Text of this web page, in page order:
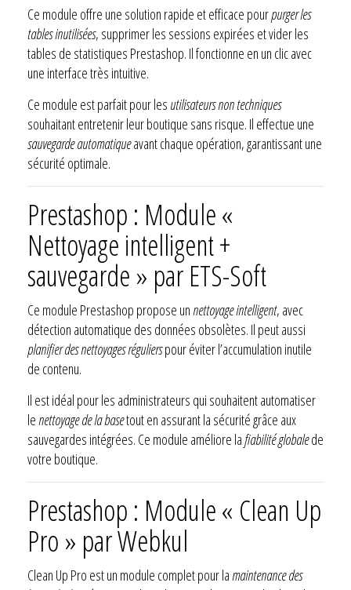
Ce module offre une solution rapide et efficace pourpurger les
tables inutilisées, supprimer les sessions expirées et vider les
tables de statistiques Prestashop. Il fonctionne en un clic avec
une interface très intuitive.
Ce module est parfait pour les utilisateurs non techniques
souhaitant entretenir leur boutique sans risque. Il effectue une
sauvegarde automatiqueavant chaque opération, garantissant une
sécurité optimale.
Prestashop : Module «
Nettoyage intelligent +
sauvegarde » par ETS-Soft
Ce module Prestashop propose un nettoyage intelligent, avec
détection automatique des données obsolètes. Il peut aussi
planifier des nettoyages régulierspour éviter l’accumulation inutile
de contenu.
Il est idéal pour les administrateurs qui souhaitent automatiser
le nettoyage de la basetout en assurant la sécurité grâce aux
sauvegardes intégrées. Ce module améliore lafiabilité globalede
votre boutique.
Prestashop : Module « Clean Up
Pro » par Webkul
Clean Up Pro est un module complet pour la maintenance des